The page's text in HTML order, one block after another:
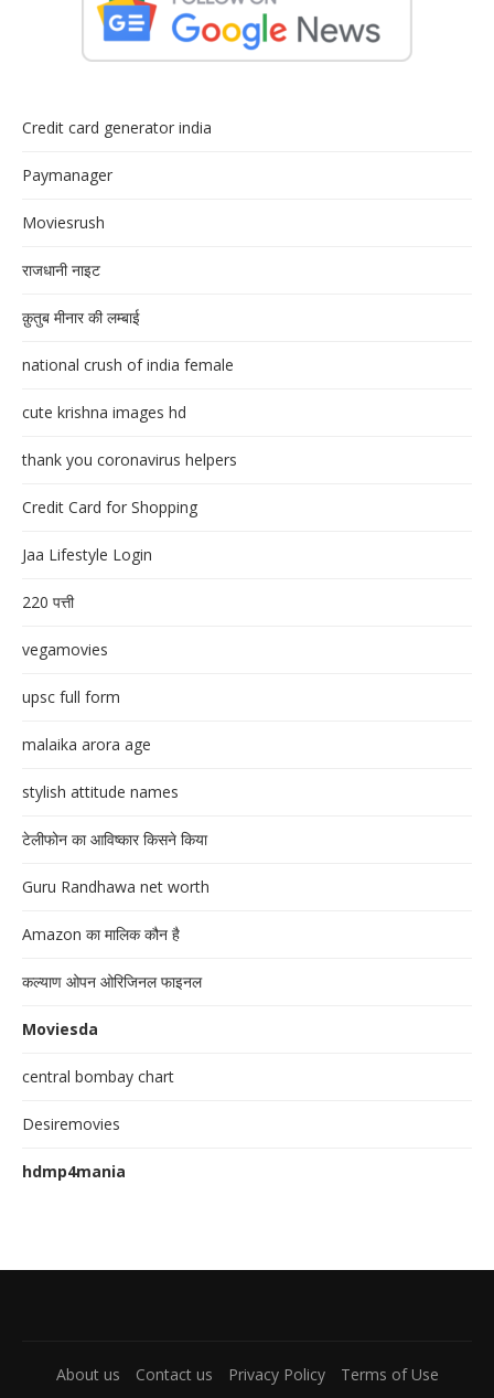
Credit card generator india
Paymanager
Moviesrush
राजधानी नाइट
क़ुतुब मीनार की लम्बाई
national crush of india female
cute krishna images hd
thank you coronavirus helpers
Credit Card for Shopping
Jaa Lifestyle Login
220 पत्ती
vegamovies
upsc full form
malaika arora age
stylish attitude names
टेलीफोन का आविष्कार किसने किया
Guru Randhawa net worth
Amazon का मालिक कौन है
कल्याण ओपन ओरिजिनल फाइनल
Moviesda
central bombay chart
Desiremovies
hdmp4mania
About us Contact us Privacy Policy Terms of Use